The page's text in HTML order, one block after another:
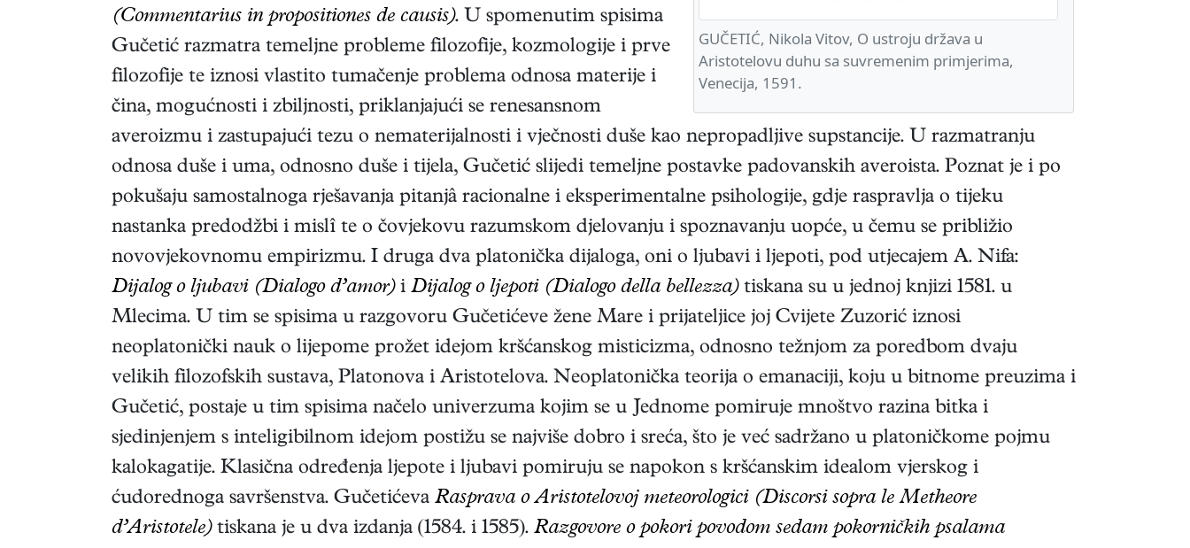
GUČETIĆ, Nikola Vitov, O ustroju država u
Aristotelovu duhu sa suvremenim primjerima,
Venecija, 1591.
(Commentarius in propositiones de causis). U spomenutim spisima
Gučetić razmatra temeljne probleme filozofije, kozmologije i prve
filozofije te iznosi vlastito tumačenje problema odnosa materije i
čina, mogućnosti i zbiljnosti, priklanjajući se renesansnom
averoizmu i zastupajući tezu o nematerijalnosti i vječnosti duše kao nepropadljive supstancije. U razmatranju
odnosa duše i uma, odnosno duše i tijela, Gučetić slijedi temeljne postavke padovanskih averoista. Poznat je i po
pokušaju samostalnoga rješavanja pitanjâ racionalne i eksperimentalne psihologije, gdje raspravlja o tijeku
nastanka predodžbi i mislî te o čovjekovu razumskom djelovanju i spoznavanju uopće, u čemu se približio
novovjekovnomu empirizmu. I druga dva platonička dijaloga, oni o ljubavi i ljepoti, pod utjecajem A. Nifa:
Dijalog o ljubavi (Dialogo d’amor)i Dijalog o ljepoti (Dialogo della bellezza)tiskana su u jednoj knjizi 1581. u
Mlecima. U tim se spisima u razgovoru Gučetićeve žene Mare i prijateljice joj Cvijete Zuzorić iznosi
neoplatonički nauk o lijepome prožet idejom kršćanskog misticizma, odnosno težnjom za poredbom dvaju
velikih filozofskih sustava, Platonova i Aristotelova. Neoplatonička teorija o emanaciji, koju u bitnome preuzima i
Gučetić, postaje u tim spisima načelo univerzuma kojim se u Jednome pomiruje mnoštvo razina bitka i
sjedinjenjem s inteligibilnom idejom postižu se najviše dobro i sreća, što je već sadržano u platoničkome pojmu
kalokagatije. Klasična određenja ljepote i ljubavi pomiruju se napokon s kršćanskim idealom vjerskog i
ćudorednoga savršenstva. Gučetićeva Rasprava o Aristotelovoj meteorologici (Discorsi sopra le Metheore
d’Aristotele)tiskana je u dva izdanja (1584. i 1585). Razgovore o pokori povodom sedam pokorničkih psalama